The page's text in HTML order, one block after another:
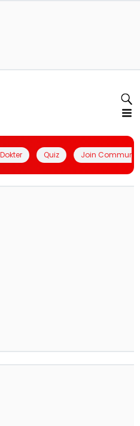
Quiz Join Community